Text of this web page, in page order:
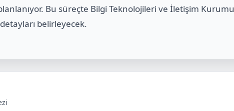
Bu süreçte Bilgi Teknolojileri ve İletişim Kurumu
belirleyecek.